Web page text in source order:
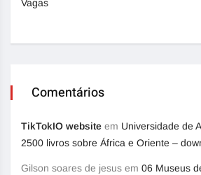
Vagas
Comentários
TikTokIO website em Universidade de
2500 livros sobre África e Oriente –
Gilson soares de jesus em 06 Museus